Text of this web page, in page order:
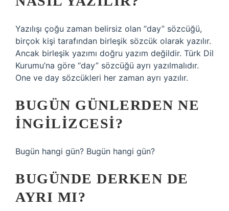
Yazılışı çoğu zaman belirsiz olan “day” sözcüğü,
birçok kişi tarafından birleşik sözcük olarak yazılır.
Ancak birleşik yazımı doğru yazım değildir. Türk Dil
Kurumu’na göre “day” sözcüğü ayrı yazılmalıdır.
One ve day sözcükleri her zaman ayrı yazılır.
BUGÜN GÜNLERDEN NE
INGILIZCESI?
Bugün hangi gün? Bugün hangi gün?
BUGÜNDE DERKEN DE
AYRI MI?